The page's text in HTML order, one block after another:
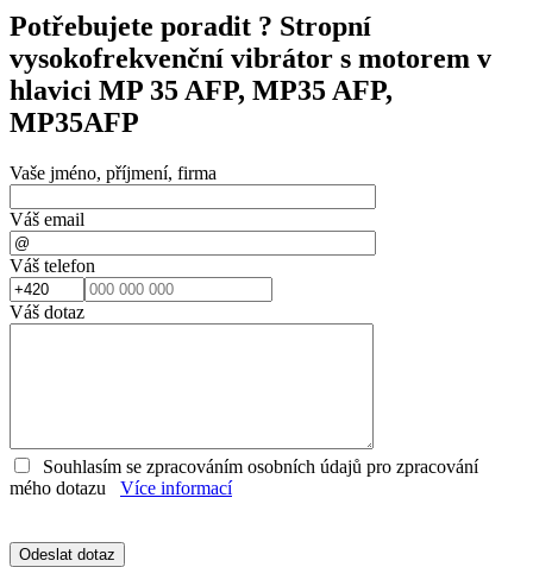
Potřebujete poradit ? Stropní
vysokofrekvenční vibrátor s motorem v
hlavici MP 35 AFP, MP35 AFP,
MP35AFP
Vaše jméno, příjmení, firma
Váš email
Váš telefon
Váš dotaz
Souhlasím se zpracováním osobních údajů pro zpracování
mého dotazu
Více informací